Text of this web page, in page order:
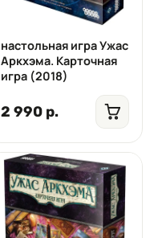
настольная игра Ужас
Аркхэма. Карточная
игра (2018)
2 990 р.